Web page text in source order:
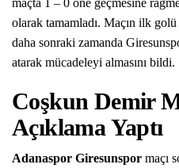
maçta 1 – 0 öne geçmesine
olarak tamamladı. Maçın ilk
daha sonraki zamanda
atarak mücadeleyi almasını bildi.
Coşkun Demir
Açıklama Yaptı
Adanaspor Giresunspor maçı